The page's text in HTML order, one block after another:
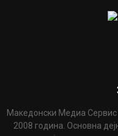
Македонски Медиа
2008 година. Основна